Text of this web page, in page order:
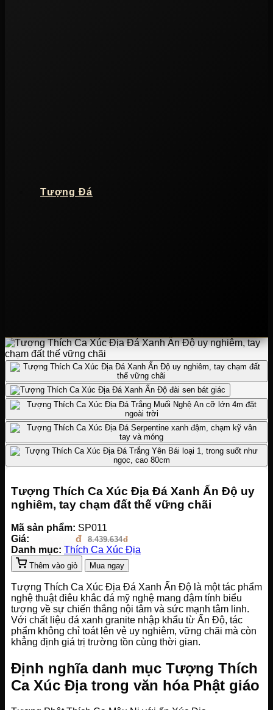
Tượng Đá
Tượng Thích Ca Xúc Địa Đá Xanh Ấn Độ uy
nghiêm, tay chạm đất thế vững chãi
Mã sản phẩm: SP011
Giá:
8.439.634
Danh mục: Thích Ca Xúc Địa
Thêm vào giỏ Mua ngay
Tượng Thích Ca Xúc Địa Đá Xanh Ấn Độ là một tác phẩm
nghệ thuật điêu khắc đá mỹ nghệ mang đậm tính biểu
tượng về sự chiến thắng nội tâm và sức mạnh tâm linh.
Với chất liệu đá xanh granite nhập khẩu từ Ấn Độ, tác
phẩm không chỉ toát lên vẻ uy nghiêm, vững chãi mà còn
khẳng định giá trị trường tồn cùng thời gian.
Định nghĩa danh mục Tượng Thích
Ca Xúc Địa trong văn hóa Phật giáo